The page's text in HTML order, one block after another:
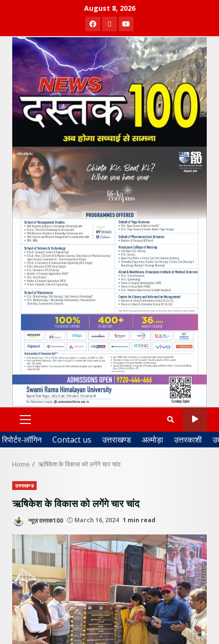
August 8, 2026
Facebook
TwitterYoutube
PRIMARY
MENU
रिपोर्टर-लॉगिन Contact us उत्तराखण्ड अल्मोड़ा उत्तरकाशी
Home ऋषिकेश के विकास को लगेंगे चार चांद
उत्तराखण्ड
ऋषिकेश के विकास को लगेंगे चार चांद
न्यूज़ दस्तक100 March 16, 2024 1 min read